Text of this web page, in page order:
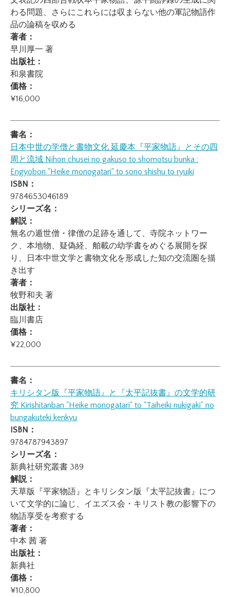
わる問題、さらにこれらには収まらない他の軍記物語作
品の論稿を収める
著者：
早川厚一 著
出版社：
和泉書院
価格：
¥16,000
書名：
日本中世の学僧と書物文化 延慶本『平家物語』とその四
周と流域 Nihon chusei no gakuso to shomotsu bunka :
Engyobon "Heike monogatari" to sono shishu to ryuiki
ISBN：
9784653046189
シリーズ名：
解説：
無名の遁世僧・律僧の足跡を通して、寺院ネットワー
ク、本地物、疑偽経、舶載の幼学書をめぐる展開を探
り、日本中世文学と書物文化を形成した知の交流圏を描
き出す
著者：
牧野和夫 著
出版社：
臨川書店
価格：
¥22,000
書名：
キリシタン版『平家物語』と『太平記抜書』の文学的研
究 Kirishitanban "Heike monogatari" to "Taiheiki nukigaki" no
bungakuteki kenkyu
ISBN：
9784787943897
シリーズ名：
新典社研究叢書 389
解説：
天草版『平家物語』とキリシタン版『太平記抜書』につ
いて文学的に論じ、イエズス会・キリスト教の影響下の
物語享受を考察する
著者：
中本 茜 著
出版社：
新典社
価格：
¥10,800